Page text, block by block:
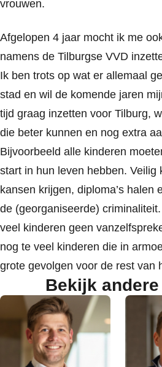
vrouwen.
Afgelopen 4 jaar mocht ik me
namens de Tilburgse VVD
Ik ben trots op wat er allemaal
stad en wil de komende jaren
tijd graag inzetten voor Tilburg,
die beter kunnen en nog extra
Bijvoorbeeld alle kinderen
start in hun leven hebben. Veilig
kansen krijgen, diploma’s halen
de (georganiseerde)
veel kinderen geen
nog te veel kinderen die in
grote gevolgen voor de rest van
Bekijk